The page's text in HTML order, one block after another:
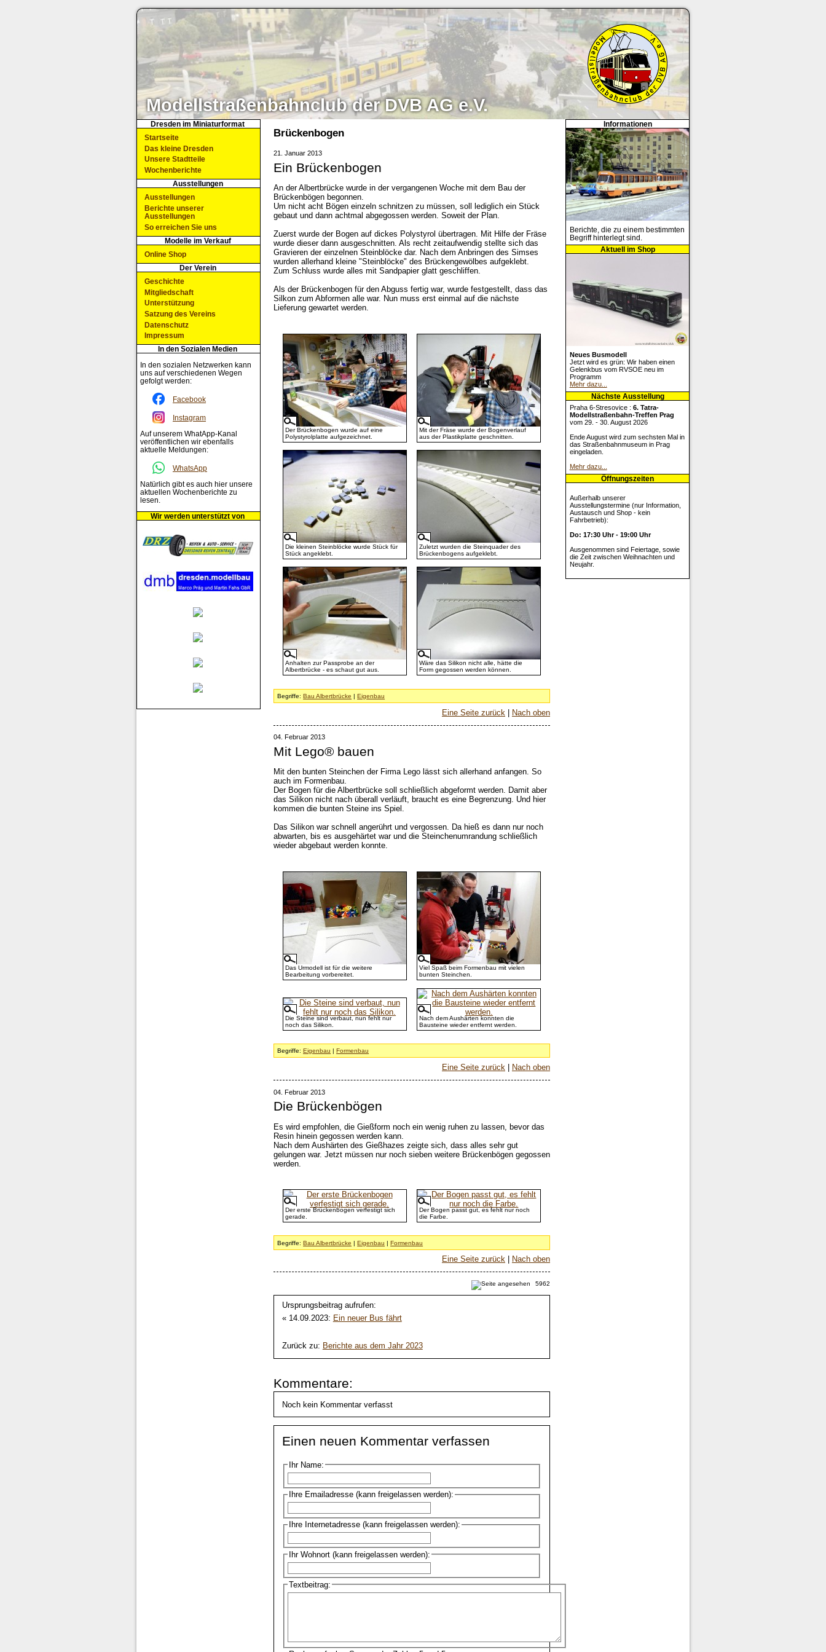
Modellstraßenbahnclub der DVB AG e.V.
Informationen
Berichte, die zu einem bestimmten
Begriff hinterlegt sind.
Aktuell im Shop
Neues Busmodell
Jetzt wird es grün: Wir haben einen
Gelenkbus vom RVSOE neu im
Programm
Mehr dazu...
Nächste Ausstellung
Praha 6-Stresovice : 6. Tatra-
Modellstraßenbahn-Treffen Prag
vom 29. - 30. August 2026
Ende August wird zum sechsten Mal in
das Straßenbahnmuseum in Prag
eingeladen.
Mehr dazu...
Öffnungszeiten
Außerhalb unserer
Ausstellungstermine (nur Information,
Austausch und Shop - kein
Fahrbetrieb):
Do: 17:30 Uhr - 19:00 Uhr
Ausgenommen sind Feiertage, sowie
die Zeit zwischen Weihnachten und
Neujahr.
Brückenbogen
21. Januar 2013
Ein Brückenbogen
An der Albertbrücke wurde in der vergangenen Woche mit dem Bau der
Brückenbögen begonnen.
Um nicht acht Bögen einzeln schnitzen zu müssen, soll lediglich ein Stück
gebaut und dann achtmal abgegossen werden. Soweit der Plan.
Zuerst wurde der Bogen auf dickes Polystyrol übertragen. Mit Hilfe der Fräse
wurde dieser dann ausgeschnitten. Als recht zeitaufwendig stellte sich das
Gravieren der einzelnen Steinblöcke dar. Nach dem Anbringen des Simses
wurden allerhand kleine "Steinblöcke" des Brückengewölbes aufgeklebt.
Zum Schluss wurde alles mit Sandpapier glatt geschliffen.
Als der Brückenbogen für den Abguss fertig war, wurde festgestellt, dass das
Silkon zum Abformen alle war. Nun muss erst einmal auf die nächste
Lieferung gewartet werden.
Der Brückenbogen wurde auf eine
Polystyrolplatte aufgezeichnet.
Mit der Fräse wurde der Bogenverlauf
aus der Plastikplatte geschnitten.
Die kleinen Steinblöcke wurde Stück für
Stück angeklebt.
Zuletzt wurden die Steinquader des
Brückenbogens aufgeklebt.
Anhalten zur Passprobe an der
Albertbrücke - es schaut gut aus.
Wäre das Silikon nicht alle, hätte die
Form gegossen werden können.
Begriffe:Bau Albertbrücke |Eigenbau
Eine Seite zurück Nach oben
04. Februar 2013
Mit Lego® bauen
Mit den bunten Steinchen der Firma Lego lässt sich allerhand anfangen. So
auch im Formenbau.
Der Bogen für die Albertbrücke soll schließlich abgeformt werden. Damit aber
das Silikon nicht nach überall verläuft, braucht es eine Begrenzung. Und hier
kommen die bunten Steine ins Spiel.
Das Silikon war schnell angerührt und vergossen. Da hieß es dann nur noch
abwarten, bis es ausgehärtet war und die Steinchenumrandung schließlich
wieder abgebaut werden konnte.
Das Urmodell ist für die weitere
Bearbeitung vorbereitet.
Viel Spaß beim Formenbau mit vielen
bunten Steinchen.
Die Steine sind verbaut, nun fehlt nur
noch das Silikon.
Nach dem Aushärten konnten die
Bausteine wieder entfernt werden.
Begriffe:Eigenbau |Formenbau
Eine Seite zurück Nach oben
04. Februar 2013
Die Brückenbögen
Es wird empfohlen, die Gießform noch ein wenig ruhen zu lassen, bevor das
Resin hinein gegossen werden kann.
Nach dem Aushärten des Gießhazes zeigte sich, dass alles sehr gut
gelungen war. Jetzt müssen nur noch sieben weitere Brückenbögen gegossen
werden.
Der erste Brückenbogen verfestigt sich
gerade.
Der Bogen passt gut, es fehlt nur noch
die Farbe.
Begriffe:Bau Albertbrücke |Eigenbau |Formenbau
Eine Seite zurück Nach oben
5962
Ursprungsbeitrag aufrufen:
« 14.09.2023: Ein neuer Bus fährt
Zurück zu: Berichte aus dem Jahr 2023
Kommentare:
Noch kein Kommentar verfasst
Einen neuen Kommentar verfassen
Ihr Name:
Ihre Emailadresse (kann freigelassen werden):
Ihre Internetadresse (kann freigelassen werden):
Ihr Wohnort (kann freigelassen werden):
Textbeitrag:
Dresden im Miniaturformat
Startseite
Das kleine Dresden
Unsere Stadtteile
Wochenberichte
Ausstellungen
Ausstellungen
Berichte unserer
Ausstellungen
So erreichen Sie uns
Modelle im Verkauf
Online Shop
Der Verein
Geschichte
Mitgliedschaft
Unterstützung
Satzung des Vereins
Datenschutz
Impressum
In den Sozialen Medien
In den sozialen Netzwerken kann
uns auf verschiedenen Wegen
gefolgt werden:
Facebook
Instagram
Auf unserem WhatApp-Kanal
veröffentlichen wir ebenfalls
aktuelle Meldungen:
WhatsApp
Natürlich gibt es auch hier unsere
aktuellen Wochenberichte zu
lesen.
Wir werden unterstützt von